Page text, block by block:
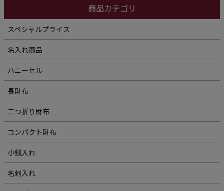
商品カテゴリ
スペシャルプライス
名入れ商品
ハニーセル
長財布
二つ折り財布
コンパクト財布
小銭入れ
名刺入れ